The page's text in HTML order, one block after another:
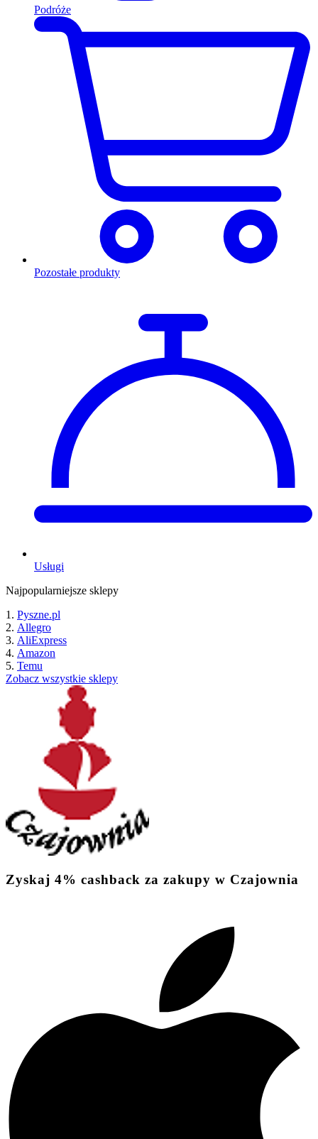
Podróże
Pozostałe produkty
Usługi
Najpopularniejsze sklepy
Pyszne.pl
Allegro
AliExpress
Amazon
Temu
Zobacz wszystkie sklepy
Zyskaj 4% cashback za zakupy w Czajownia